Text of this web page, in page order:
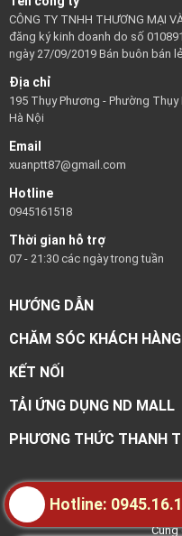
CÔNG TY TNHH THƯƠNG MẠI
đăng ký kinh doanh do số
ngày 27/09/2019 Bán buôn bán
Địa chỉ
195 Thụy Phương - Phường
Hà Nội
Email
xuanptt87@gmail.com
Hotline
0945161518
Thời gian hỗ trợ
07 - 21:30 các ngày trong tuần
HƯỚNG DẪN
CHĂM SÓC KHÁCH HÀNG
KẾT NỐI
TẢI ỨNG DỤNG ND MALL
PHƯƠNG THỨC THANH
@ Bản
Hotline: